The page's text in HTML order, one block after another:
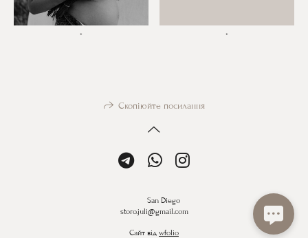
* *
Скопіюйте посилання
San Diego
storo.juli@gmail.com
Сайт від wfolio